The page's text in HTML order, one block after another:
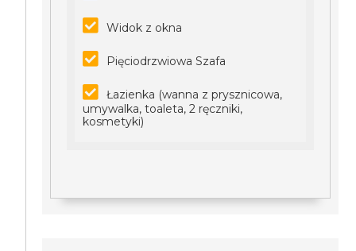
Widok z okna
Pięciodrzwiowa Szafa
Łazienka (wanna z prysznicowa,
umywalka, toaleta, 2 ręczniki,
kosmetyki)